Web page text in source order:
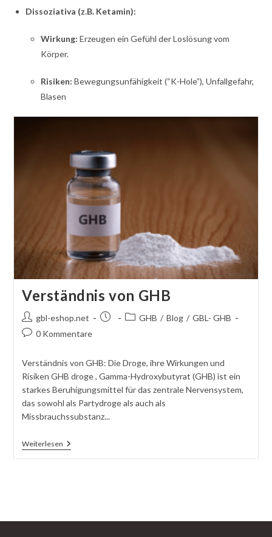
Dissoziativa (z.B. Ketamin):
Wirkung: Erzeugen ein Gefühl der Loslösung vom
Körper.
Risiken: Bewegungsunfähigkeit (“K-Hole”), Unfallgefahr,
Blasen
Verständnis von GHB
Autor
des
gbl-eshop.net
BeitragBeitragskategorie:
GHB / Blog / GBL- GHB
Kommentare
0 Kommentare
Verständnis von GHB: Die Droge, ihre Wirkungen und
Risiken GHB droge , Gamma-Hydroxybutyrat (GHB) ist ein
starkes Beruhigungsmittel für das zentrale Nervensystem,
das sowohl als Partydroge als auch als
Missbrauchssubstanz...
WeiterlesenVerständnis